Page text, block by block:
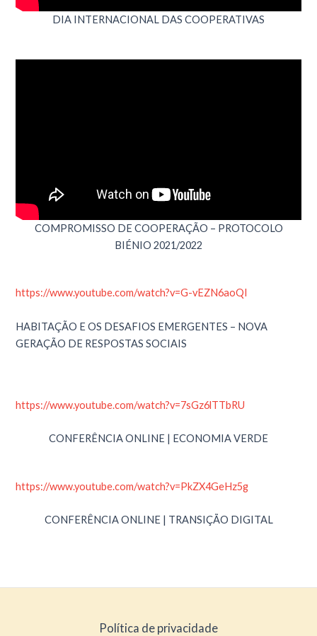
DIA INTERNACIONAL DAS COOPERATIVAS
COMPROMISSO DE COOPERAÇÃO – PROTOCOLO
BIÉNIO 2021/2022
https://www.youtube.com/watch?v=G-vEZN6aoQI
HABITAÇÃO E OS DESAFIOS EMERGENTES – NOVA
GERAÇÃO DE RESPOSTAS SOCIAIS
https://www.youtube.com/watch?v=7sGz6lTTbRU
CONFERÊNCIA ONLINE | ECONOMIA VERDE
https://www.youtube.com/watch?v=PkZX4GeHz5g
CONFERÊNCIA ONLINE | TRANSIÇÃO DIGITAL
Política de privacidade